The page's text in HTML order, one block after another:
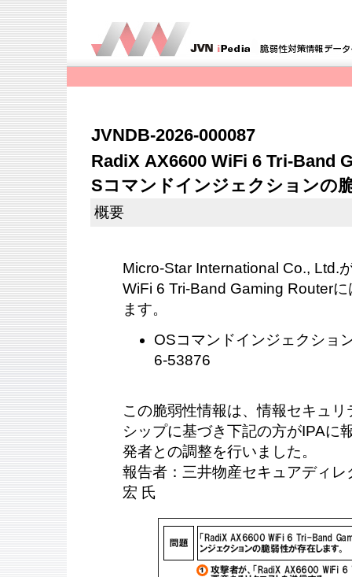
JVNDB-2026-000087
RadiX AX6600 WiFi 6 Tri-Band
Sコマンドインジェクションの
概要
Micro-Star International Co., Ltd.
WiFi 6 Tri-Band Gaming Router
ます。
OSコマンドインジェクショ
6-53876
この脆弱性情報は、情報セキュ
シップに基づき下記の方がIPAに
発者との調整を行いました。
報告者：三井物産セキュアディ
宏 氏